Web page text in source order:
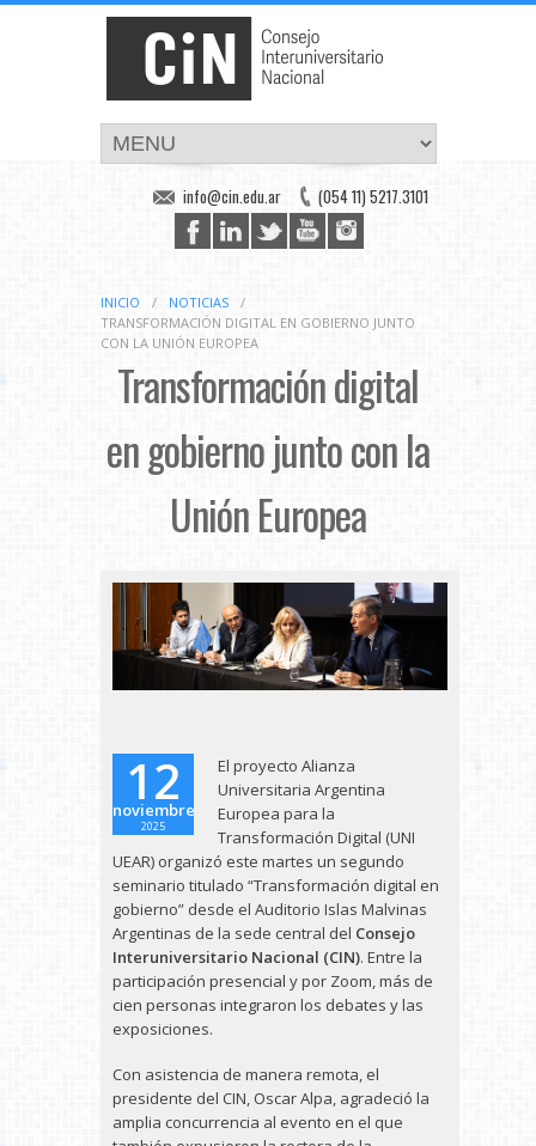
(054 11) 5217.3101
info@cin.edu.ar
INICIO / NOTICIAS
/
TRANSFORMACIÓN DIGITAL EN GOBIERNO JUNTO
CON LA UNIÓN EUROPEA
Transformación digital
en gobierno junto con la
Unión Europea
12
noviembre
2025
El proyecto Alianza
Universitaria Argentina
Europea para la
Transformación Digital (UNI
UEAR) organizó este martes un segundo
seminario titulado “Transformación digital en
gobierno” desde el Auditorio Islas Malvinas
Argentinas de la sede central del Consejo
Interuniversitario Nacional (CIN). Entre la
participación presencial y por Zoom, más de
cien personas integraron los debates y las
exposiciones.
Con asistencia de manera remota, el
presidente del CIN, Oscar Alpa, agradeció la
amplia concurrencia al evento en el que